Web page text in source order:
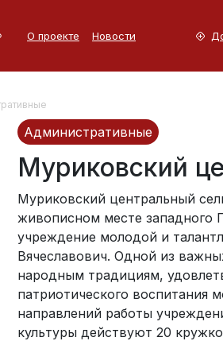
О проекте Новости
Административные
Муриковский
Муриковский центральный
живописном месте западного
учреждение молодой и
Вячеславович. Одной из
народным традициям,
патриотического воспитания
направлений работы
культуры действуют 20